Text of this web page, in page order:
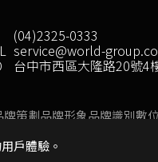
(04)2325-0333
service@world-
台中市西區大隆路20號4
牌策劃品牌形象品牌識別數
承租人義務條款
戶體驗。